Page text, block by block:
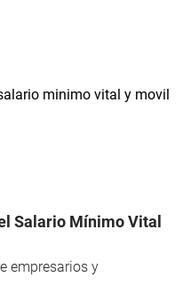
Salario Mínimo Vital
empresarios y